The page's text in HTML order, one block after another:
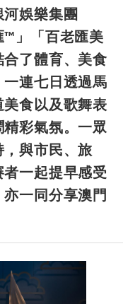
娛樂集團
™」「百老匯美
了體育、美食
連七日透過馬
食以及歌舞表
彩氣氛。一眾
與市民、旅
一起提早感受
一同分享澳門